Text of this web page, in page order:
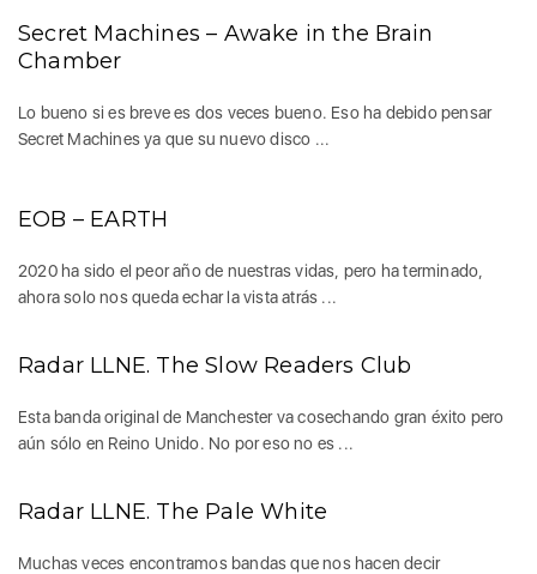
Secret Machines – Awake in the Brain
Chamber
Lo bueno si es breve es dos veces bueno. Eso ha debido pensar
Secret Machines ya que su nuevo disco ...
EOB – EARTH
2020 ha sido el peor año de nuestras vidas, pero ha terminado,
ahora solo nos queda echar la vista atrás ...
Radar LLNE. The Slow Readers Club
Esta banda original de Manchester va cosechando gran éxito pero
aún sólo en Reino Unido. No por eso no es ...
Radar LLNE. The Pale White
Muchas veces encontramos bandas que nos hacen decir